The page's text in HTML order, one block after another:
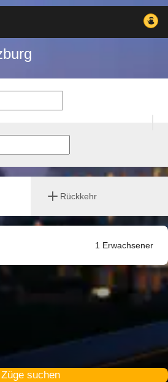
Rückkehr
1 Erwachsener
Züge suchen